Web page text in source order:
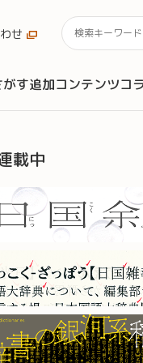
せ
す追加コンテンツコ
載中